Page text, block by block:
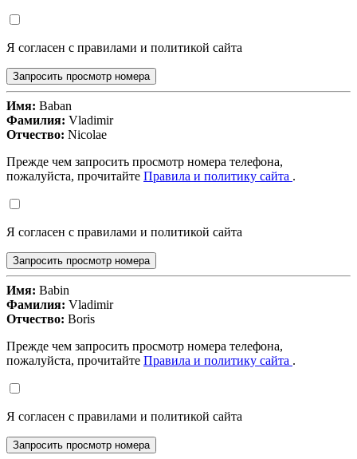
Я согласен с правилами и политикой сайта
Запросить просмотр номера
Имя: Baban
Фамилия: Vladimir
Отчество: Nicolae
Прежде чем запросить просмотр номера телефона,
пожалуйста, прочитайте Правила и политику сайта .
Я согласен с правилами и политикой сайта
Запросить просмотр номера
Имя: Babin
Фамилия: Vladimir
Отчество: Boris
Прежде чем запросить просмотр номера телефона,
пожалуйста, прочитайте Правила и политику сайта .
Я согласен с правилами и политикой сайта
Запросить просмотр номера